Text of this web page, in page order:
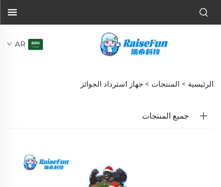
AR
الرئيسية > المنتجات > جهاز استرداد الجوائز
جميع المنتجات